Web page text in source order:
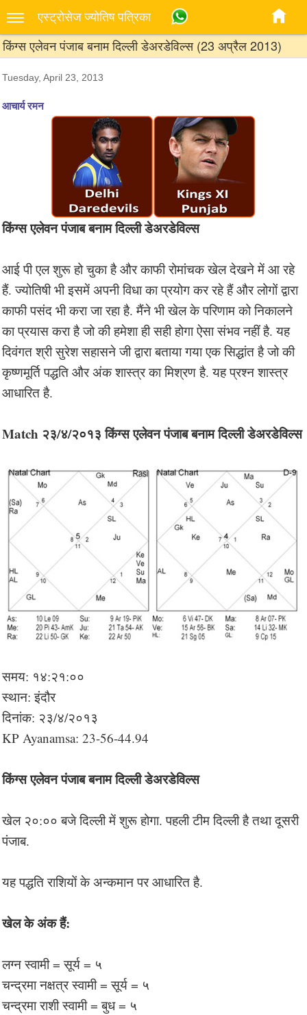
एस्‍ट्रोसेज ज्‍योतिष पत्रिका
किंग्स एलेवन पंजाब बनाम दिल्ली डेअरडेविल्स (23 अप्रैल 2013)
Tuesday, April 23, 2013
आचार्य रमन
किंग्स एलेवन पंजाब बनाम दिल्ली डेअरडेविल्स
आई पी एल शुरू हो चुका है और काफी रोमांचक खेल देखने में आ रहे
हैं. ज्योतिषी भी इसमें अपनी विधा का प्रयोग कर रहे हैं और लोगों द्वारा
काफी पसंद भी करा जा रहा है. मैंने भी खेल के परिणाम को निकालने
का प्रयास करा है जो की हमेशा ही सही होगा ऐसा संभव नहीं है. यह
दिवंगत श्री सुरेश सहासने जी द्वारा बताया गया एक सिद्धांत है जो की
कृष्णमूर्ति पद्धति और अंक शास्त्र का मिश्रण है. यह प्रश्न शास्त्र
आधारित है.
Match २३/४/२०१३ किंग्स एलेवन पंजाब बनाम दिल्ली डेअरडेविल्स
समय: १४:२१:००
स्थान: इंदौर
दिनांक: २३/४/२०१३
KP Ayanamsa: 23-56-44.94
किंग्स एलेवन पंजाब बनाम दिल्ली डेअरडेविल्स
खेल २०:०० बजे दिल्ली में शुरू होगा. पहली टीम दिल्ली है तथा दूसरी
पंजाब.
यह पद्धति राशियों के अन्कमान पर आधारित है.
खेल के अंक हैं:
लग्न स्वामी = सूर्य = ५
चन्द्रमा नक्षत्र स्वामी = सूर्य = ५
चन्द्रमा राशी स्वामी = बुध = ५